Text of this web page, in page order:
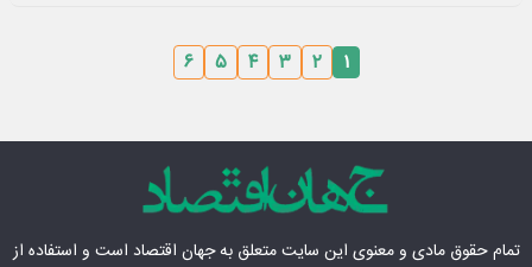
۱ ۲ ۳ ۴ ۵ ۶
تمام حقوق مادی‌ و معنوی این سایت متعلق بهجهان اقتصاد است و استفاده از